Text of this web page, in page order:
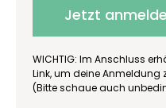
Jetzt
WICHTIG: Im Anschluss
Link, um deine Anmeldung
(Bitte schaue auch